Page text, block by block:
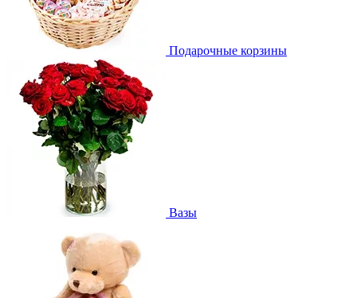
Подарочные корзины
Вазы